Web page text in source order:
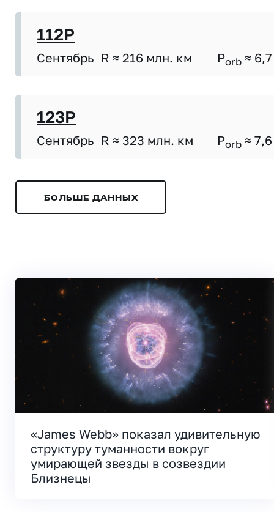
112P
Сентябрь R ≈ 216 млн. км Porb ≈ 6,7
123P
Сентябрь R ≈ 323 млн. км Porb ≈ 7,6
БОЛЬШЕ ДАННЫХ
«James Webb» показал удивительную
структуру туманности вокруг
умирающей звезды в созвездии
Близнецы